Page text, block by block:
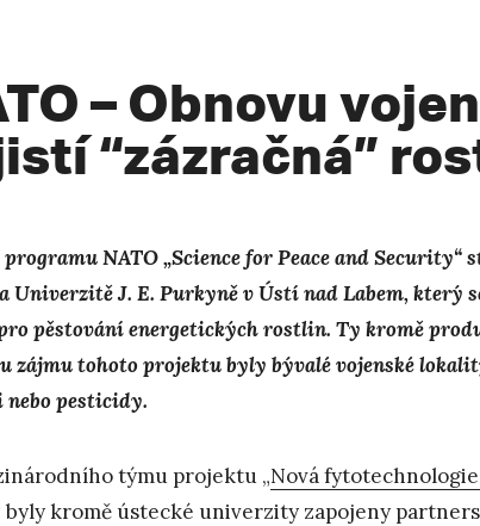
– Obnovu
“zázračná”
NATO „Science for Peace and Security“
Univerzitě J. E. Purkyně v Ústí nad Labem,
pěstování energetických rostlin. Ty kromě
zájmu tohoto projektu byly bývalé vojenské
pesticidy.
týmu projektu „Nová
byly kromě ústecké univerzity zapojeny